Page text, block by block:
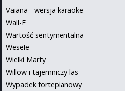
Vaiana - wersja karaoke
Wall-E
Wartość sentymentalna
Wesele
Wielki Marty
Willow i tajemniczy las
Wypadek fortepianowy